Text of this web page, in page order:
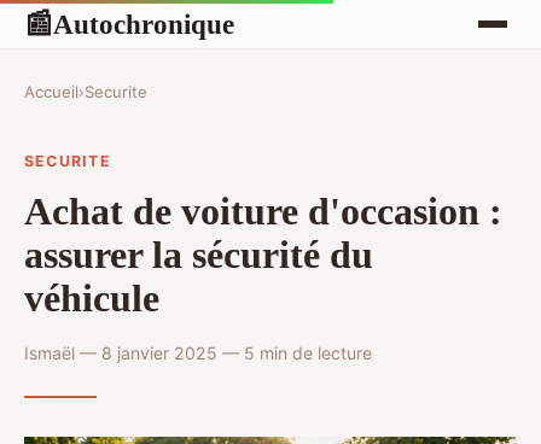
📰Autochronique
Accueil›Securite
SECURITE
Achat de voiture d'occasion :
assurer la sécurité du
véhicule
Ismaël — 8 janvier 2025 — 5 min de lecture